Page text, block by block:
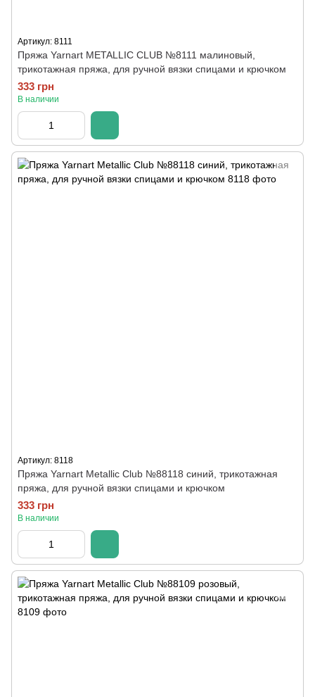
Артикул: 8111
Пряжа Yarnart METALLIC CLUB №8111 малиновый,
трикотажная пряжа, для ручной вязки спицами и крючком
333 грн
В наличии
Артикул: 8118
Пряжа Yarnart Metallic Club №88118 синий, трикотажная
пряжа, для ручной вязки спицами и крючком
333 грн
В наличии